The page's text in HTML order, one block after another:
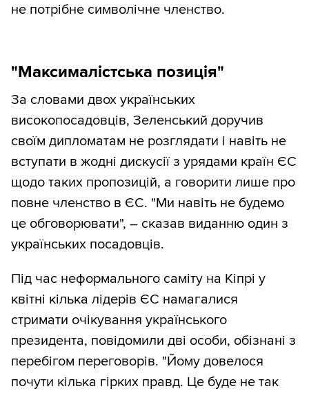
не потрібне символічне членство.
"Максималістська позиція"
За словами двох українських
високопосадовців, Зеленський доручив
своїм дипломатам не розглядати і навіть не
вступати в жодні дискусії з урядами країн ЄС
щодо таких пропозицій, а говорити лише про
повне членство в ЄС. "Ми навіть не будемо
це обговорювати", – сказав виданню один з
українських посадовців.
Під час неформального саміту на Кіпрі у
квітні кілька лідерів ЄС намагалися
стримати очікування українського
президента, повідомили дві особи, обізнані з
перебігом переговорів. "Йому довелося
почути кілька гірких правд. Це буде не так